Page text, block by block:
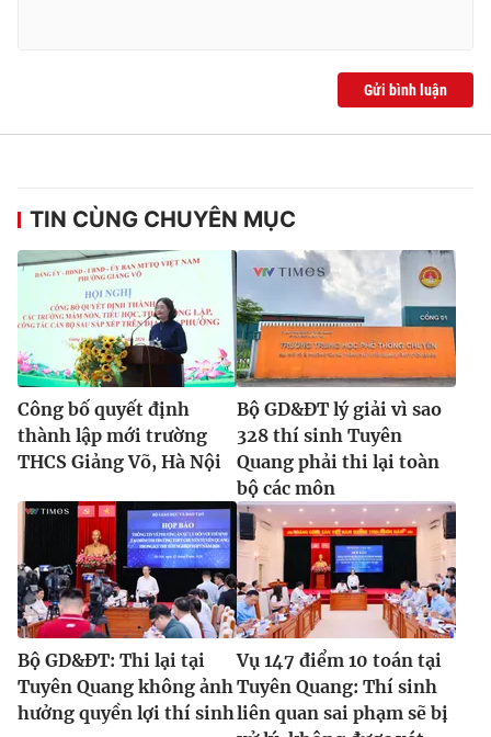
Gửi bình luận
TIN CÙNG CHUYÊN MỤC
Công bố quyết định
thành lập mới trường
THCS Giảng Võ, Hà Nội
Bộ GD&ĐT lý giải vì sao
328 thí sinh Tuyên
Quang phải thi lại toàn
bộ các môn
Bộ GD&ĐT: Thi lại tại
Tuyên Quang không ảnh
hưởng quyền lợi thí sinh
Vụ 147 điểm 10 toán tại
Tuyên Quang: Thí sinh
liên quan sai phạm sẽ bị